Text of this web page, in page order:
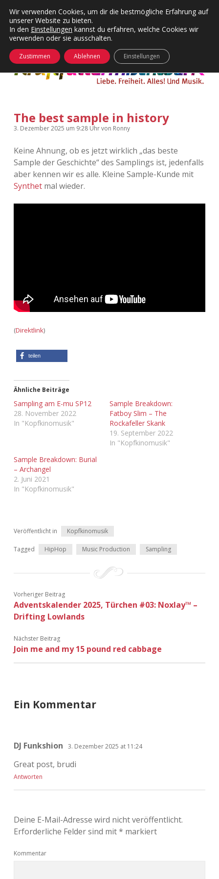
Kategorien
Menü
24 Hours Chilling
Die Wende
KFMW-Disco
Kopfkinomusik
KFMW-Disco
Dates
Contact
Menü
öffnen
Adventskalender 2010
Adventskalender 2011
Adventskalender 2016
Adventskalender 2020
Adventskalender 2021
Adventskalender 2022
Adventskalender 2024
facebook
instagram
rss soundcloud
vimeoBluesky
öffnen
The best sample in history
3. Dezember 2025 um 9:28 Uhrvon Ronny
Keine Ahnung, ob es jetzt wirklich „das beste
Sample der Geschichte“ des Samplings ist, jedenfalls
aber kennen wir es alle. Kleine Sample-Kunde mit
Synthet mal wieder.
(Direktlink)
teilen
Ähnliche Beiträge
Sampling am E-mu SP12
28. November 2022
In "Kopfkinomusik"
Sample Breakdown:
Fatboy Slim – The
Rockafeller Skank
19. September 2022
In "Kopfkinomusik"
Sample Breakdown: Burial
– Archangel
2. Juni 2021
In "Kopfkinomusik"
Veröffentlicht in Kopfkinomusik
Tagged HipHop Music Production Sampling
Vorheriger Beitrag
Adventskalender 2025, Türchen #03: Noxlay™ –
Drifting Lowlands
Nächster Beitrag
Join me and my 15 pound red cabbage
Ein Kommentar
DJ Funkshion 3. Dezember 2025 at 11:24
Great post, brudi
Antworten
Deine E-Mail-Adresse wird nicht veröffentlicht.
Erforderliche Felder sind mit* markiert
Kommentar
Wir verwenden Cookies, um dir die bestmögliche Erfahrung auf
unserer Website zu bieten.
In den Einstellungen kannst du erfahren, welche Cookies wir
verwenden oder sie ausschalten.
Zustimmen Ablehnen Einstellungen